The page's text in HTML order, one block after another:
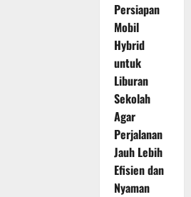
Persiapan
Mobil
Hybrid
untuk
Liburan
Sekolah
Agar
Perjalanan
Jauh Lebih
Efisien dan
Nyaman